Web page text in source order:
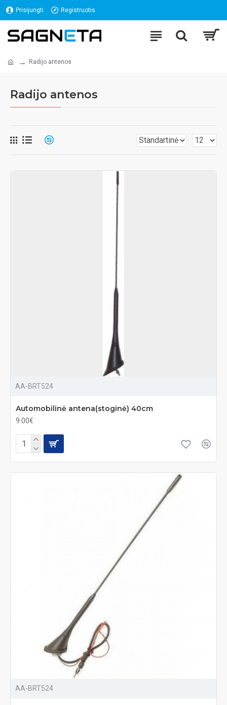
Prisijungti Registruotis
Radijo antenos
Radijo antenos
AA-BRT524
Automobilinė antena(stoginė) 40cm
9.00€
AA-BRT524